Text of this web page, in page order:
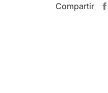
Compartir